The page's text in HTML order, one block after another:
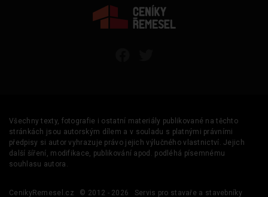
Všechny texty, fotografie i ostatní materiály publikované na těchto
stránkách jsou autorským dílem a v souladu s platnými právními
předpisy si autor vyhrazuje právo jejich výlučného vlastnictví. Jejich
další šíření, modifikace, publikování apod. podléhá písemnému
souhlasu autora.
CenikyRemesel.cz © 2012 - 2026 Servis pro stavaře a stavebníky